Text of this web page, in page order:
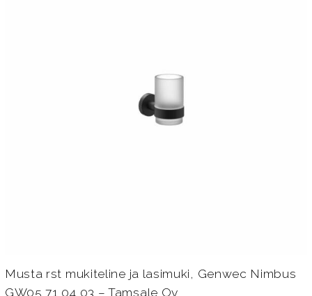
Musta rst mukiteline ja lasimuki, Genwec Nimbus
GW05 71 04 03 – Tamsale Oy